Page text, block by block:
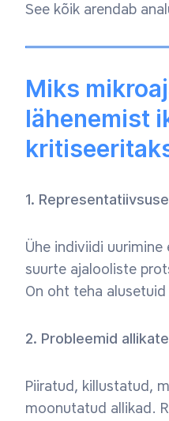
See kõik arendab
Miks
lähenemist
1.
Ühe indiviidi uurimine
suurte ajalooliste
On oht teha
2. Probleemid
Piiratud, killustatud,
moonutatud allikad.